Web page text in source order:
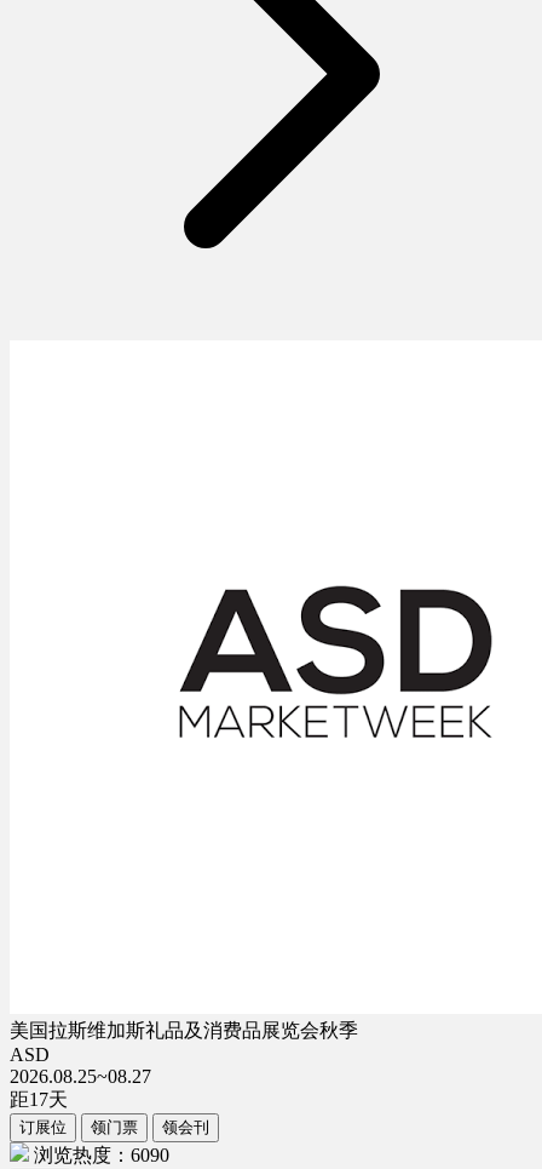
美国拉斯维加斯礼品及消费品展览会秋季
ASD
2026.08.25~08.27
距17天
订展位 领门票 领会刊
浏览热度：6090